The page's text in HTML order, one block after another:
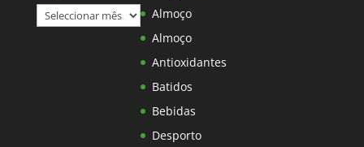
Arquivo
Almoço
Almoço
Antioxidantes
Batidos
Bebidas
Desporto